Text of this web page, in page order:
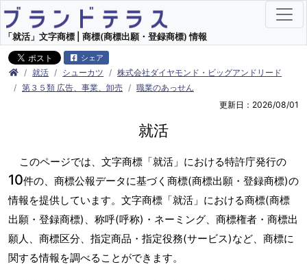
「就活」文字商標 | 商標(商標出願・登録商標) 情報
シェア
就活 シューカツ
株式会社ダイヤモンド・ビッグアンドリード
第３５類 広告、事業、卸売
職業のあっせん
更新日：2026/08/01
就活
このページでは、文字商標「就活」における特許庁発行の
10件の、商標公報データに基づく商標(商標出願・登録商標)の
情報を提供しています。文字商標「就活」における商標(商標
出願・登録商標)、称呼(呼称)・ネーミング、商標権者・商標出
願人、商標区分、指定商品・指定役務(サービス)など、商標に
関する情報を調べることができます。